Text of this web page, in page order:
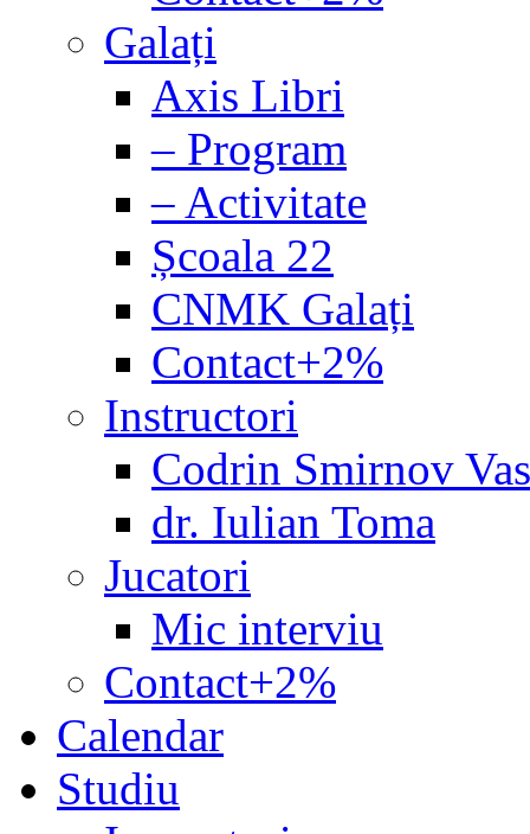
Galați
Axis Libri
– Program
– Activitate
Școala 22
CNMK Galați
Contact+2%
Instructori
Codrin Smirnov
dr. Iulian Toma
Jucatori
Mic interviu
Contact+2%
Calendar
Studiu